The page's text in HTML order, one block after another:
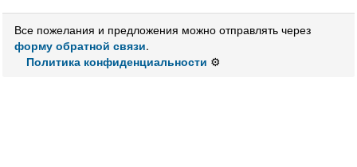
Все пожелания и предложения можно отправлять через
форму обратной связи.
Политика конфиденциальности ⚙️